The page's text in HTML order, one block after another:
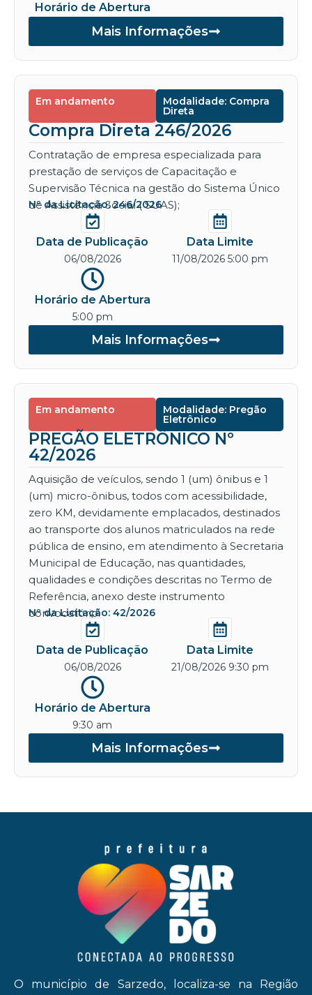
Horário de Abertura
Mais Informações
Em andamento Modalidade: Compra
Direta
Compra Direta 246/2026
Contratação de empresa especializada para
prestação de serviços de Capacitação e
Supervisão Técnica na gestão do Sistema Único
de Assistência Social ( SUAS);
Nº da Licitação: 246/2026
Data de Publicação
06/08/2026
Data Limite
11/08/2026 5:00 pm
Horário de Abertura
5:00 pm
Mais Informações
Em andamento Modalidade: Pregão
Eletrônico
PREGÃO ELETRÔNICO Nº
42/2026
Aquisição de veículos, sendo 1 (um) ônibus e 1
(um) micro-ônibus, todos com acessibilidade,
zero KM, devidamente emplacados, destinados
ao transporte dos alunos matriculados na rede
pública de ensino, em atendimento à Secretaria
Municipal de Educação, nas quantidades,
qualidades e condições descritas no Termo de
Referência, anexo deste instrumento
convocatório.
Nº da Licitação: 42/2026
Data de Publicação
06/08/2026
Data Limite
21/08/2026 9:30 pm
Horário de Abertura
9:30 am
Mais Informações
O município de Sarzedo, localiza-se na Região